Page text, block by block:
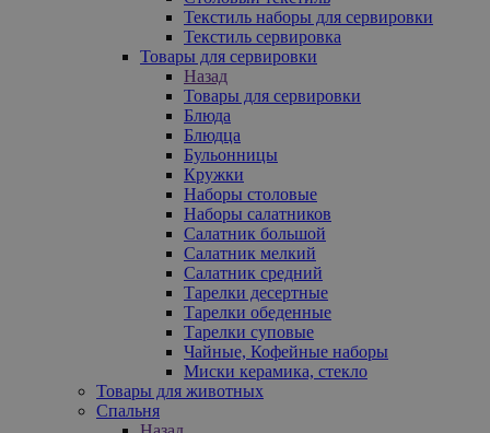
Текстиль наборы для сервировки
Текстиль сервировка
Товары для сервировки
Назад
Товары для сервировки
Блюда
Блюдца
Бульонницы
Кружки
Наборы столовые
Наборы салатников
Салатник большой
Салатник мелкий
Салатник средний
Тарелки десертные
Тарелки обеденные
Тарелки суповые
Чайные, Кофейные наборы
Миски керамика, стекло
Товары для животных
Спальня